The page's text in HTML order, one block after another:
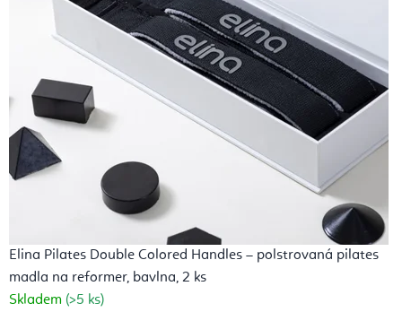
a
A
j
v
é
Elina Pilates Double Colored Handles – polstrovaná pilates
madla na reformer, bavlna, 2 ks
Skladem (>5 ks)